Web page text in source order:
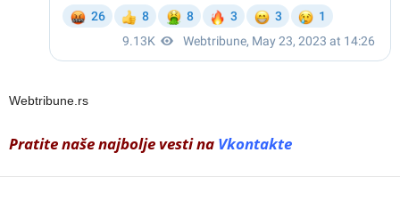
Webtribune.rs
Pratite naše najbolje vesti na Vkontakte